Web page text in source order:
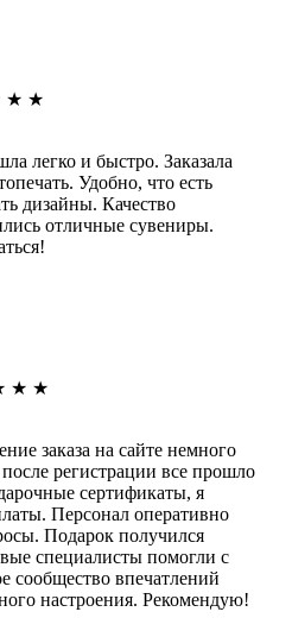
★ ★
легко и быстро. Заказала
Удобно, что есть
дизайны. Качество
отличные сувениры.
★ ★
заказа на сайте немного
регистрации все прошло
сертификаты, я
Персонал оперативно
Подарок получился
специалисты помогли с
сообщество впечатлений
настроения. Рекомендую!